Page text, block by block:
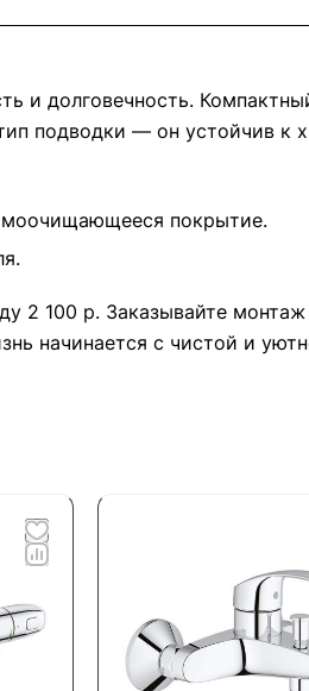
и долговечность.
подводки — он устойчив к
покрытие.
2 100 р. Заказывайте
начинается с чистой и